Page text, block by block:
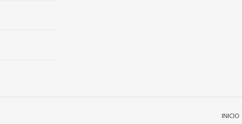
INICIO